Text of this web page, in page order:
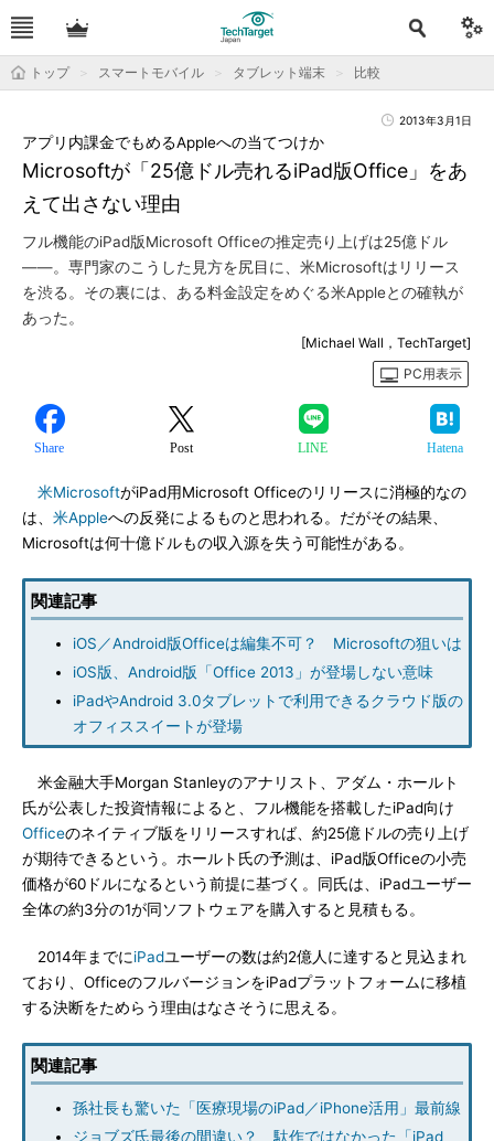
トップ スマートモバイル タブレット端末 比較
2013年3月1日
Microsoftが「25億ドル売れるiPad版Office」をあ
えて出さない理由
アプリ内課金でもめるAppleへの当てつけか
フル機能のiPad版Microsoft Officeの推定売り上げは25億ドル
――。専門家のこうした見方を尻目に、米Microsoftはリリース
を渋る。その裏には、ある料金設定をめぐる米Appleとの確執が
あった。
[Michael Wall，TechTarget]
PC用表示
Share Post LINE Hatena
米MicrosoftがiPad用Microsoft Officeのリリースに消極的なの
は、 米Appleへの反発によるものと思われる。だがその結果、
Microsoftは何十億ドルもの収入源を失う可能性がある。
関連記事
iOS／Android版Officeは編集不可？ Microsoftの狙いは
iOS版、Android版「Office 2013」が登場しない意味
iPadやAndroid 3.0タブレットで利用できるクラウド版の
オフィススイートが登場
米金融大手Morgan Stanleyのアナリスト、アダム・ホールト
氏が公表した投資情報によると、フル機能を搭載したiPad向け
Officeのネイティブ版をリリースすれば、約25億ドルの売り上げ
が期待できるという。ホールト氏の予測は、iPad版Officeの小売
価格が60ドルになるという前提に基づく。同氏は、iPadユーザー
全体の約3分の1が同ソフトウェアを購入すると見積もる。
2014年までにiPadユーザーの数は約2億人に達すると見込まれ
ており、OfficeのフルバージョンをiPadプラットフォームに移植
する決断をためらう理由はなさそうに思える。
関連記事
孫社長も驚いた「医療現場のiPad／iPhone活用」最前線
ジョブズ氏最後の間違い？ 駄作ではなかった「iPad